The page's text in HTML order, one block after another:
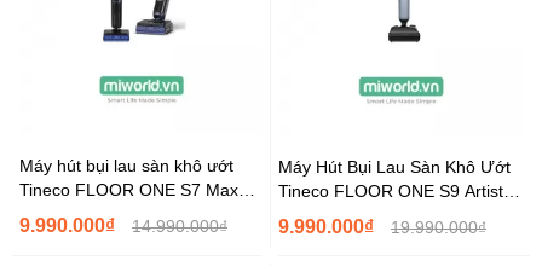
Máy hút bụi lau sàn khô ướt
Tineco FLOOR ONE S7 Max
Pro
9.990.000₫ 14.990.000₫
Máy Hút Bụi Lau Sàn Khô Ướt
Tineco FLOOR ONE S9 Artist
PRIME
9.990.000₫ 19.990.000₫